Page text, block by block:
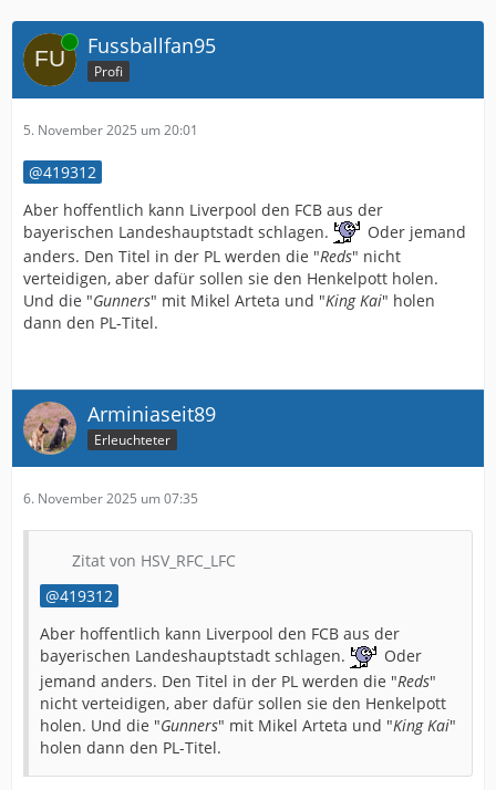
Online Fussballfan95
Profi
5. November 2025 um 20:01
419312
Aber hoffentlich kann Liverpool den FCB aus der
bayerischen Landeshauptstadt schlagen.
Oder jemand
anders. Den Titel in der PL werden die "Reds" nicht
verteidigen, aber dafür sollen sie den Henkelpott holen.
Und die "Gunners" mit Mikel Arteta und "King Kai" holen
dann den PL-Titel.
Arminiaseit89
Erleuchteter
6. November 2025 um 07:35
Zitat von HSV_RFC_LFC
419312
Aber hoffentlich kann Liverpool den FCB aus der
bayerischen Landeshauptstadt schlagen.
Oder
jemand anders. Den Titel in der PL werden die "Reds"
nicht verteidigen, aber dafür sollen sie den Henkelpott
holen. Und die "Gunners" mit Mikel Arteta und "King Kai"
holen dann den PL-Titel.